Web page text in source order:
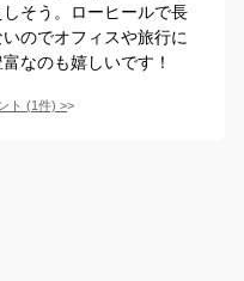
そう。ローヒールで長
のでオフィスや旅行に
なのも嬉しいです！
ト (1件) >